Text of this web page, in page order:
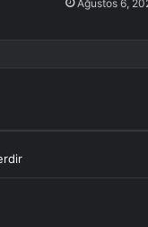
Ağustos 6,